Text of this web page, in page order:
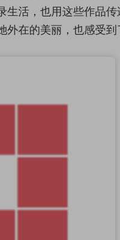
生活，也用这些作品
在的美丽，也感受到